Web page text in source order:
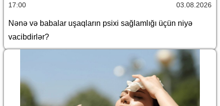
17:00 03.08.2026
Nənə və babalar uşaqların psixi sağlamlığı üçün niyə
vacibdirlər?